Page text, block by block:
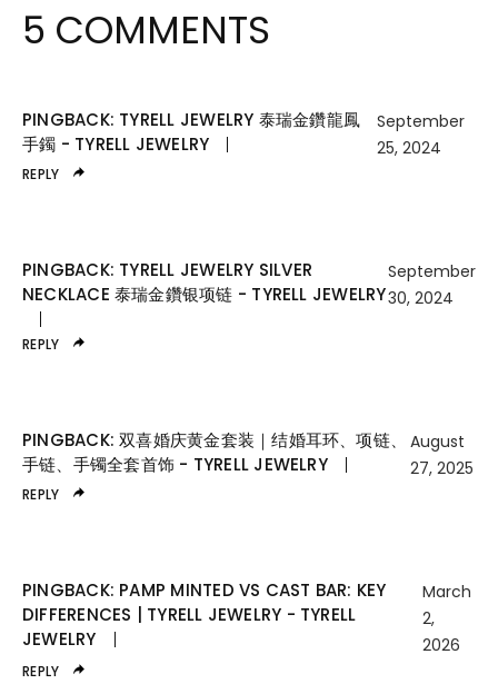
5 COMMENTS
PINGBACK: TYRELL JEWELRY 泰瑞金鑽龍鳳
手鐲 - TYRELL JEWELRY
September
25, 2024
REPLY
PINGBACK: TYRELL JEWELRY SILVER
NECKLACE 泰瑞金鑽银项链 - TYRELL JEWELRY
September
30, 2024
REPLY
PINGBACK:双喜婚庆黄金套装｜结婚耳环、项链、
手链、手镯全套首饰 - TYRELL JEWELRY
August
27, 2025
REPLY
PINGBACK: PAMP MINTED VS CAST BAR: KEY
DIFFERENCES | TYRELL JEWELRY - TYRELL
JEWELRY
March
2,
2026
REPLY